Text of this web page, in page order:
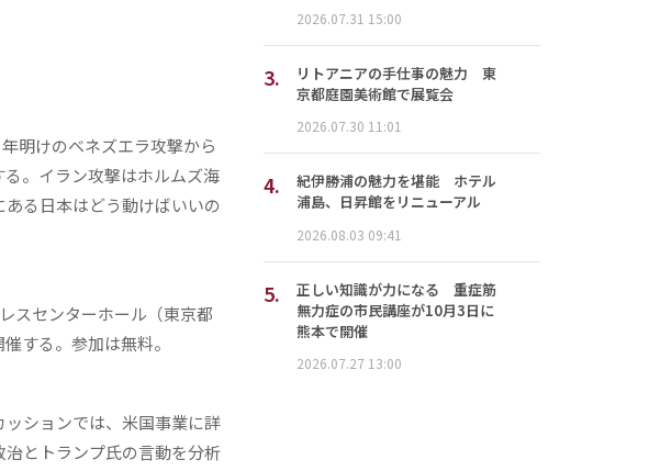
明けのベネズエラ攻撃から
。イラン攻撃はホルムズ海
る日本はどう動けばいいの
スセンターホール（東京都
する。参加は無料。
ションでは、米国事業に詳
とトランプ氏の言動を分析
2026.07.31 15:00
3.
リトアニアの手仕事の魅力 東
京都庭園美術館で展覧会
2026.07.30 11:01
4.
紀伊勝浦の魅力を堪能 ホテル
浦島、日昇館をリニューアル
2026.08.03 09:41
5.
正しい知識が力になる 重症筋
無力症の市民講座が10月3日に
熊本で開催
2026.07.27 13:00